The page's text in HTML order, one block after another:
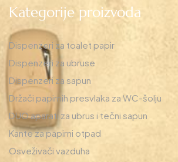
Kategorije proizvoda
Dispenzeri za toalet papir
Dispenzeri za ubruse
Dispenzeri za sapun
Držači papirnih presvlaka za WC-šolju
DUO aparati za ubrus i tečni sapun
Kante za papirni otpad
Osveživači vazduha